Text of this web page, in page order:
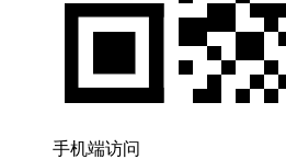
手机端访问